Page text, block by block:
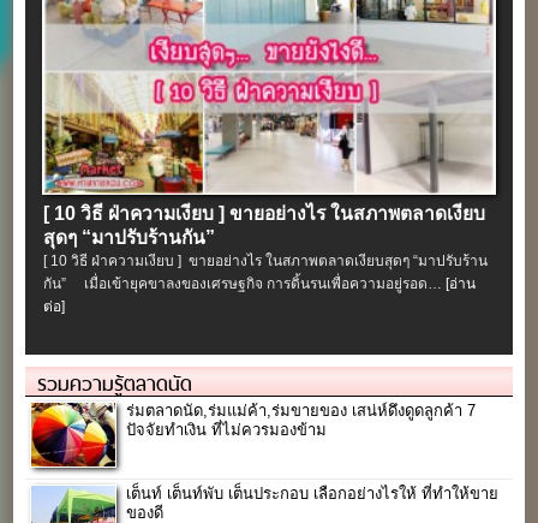
[ 10 วิธี ฝ่าความเงียบ ] ขายอย่างไร ในสภาพตลาดเงียบ
สุดๆ “มาปรับร้านกัน”
[ 10 วิธี ฝ่าความเงียบ ] ขายอย่างไร ในสภาพตลาดเงียบสุดๆ “มาปรับร้าน
กัน” เมื่อเข้ายุคขาลงของเศรษฐกิจ การดิ้นรนเพื่อความอยู่รอด…[อ่าน
ต่อ]
รวมความรู้ตลาดนัด
ร่มตลาดนัด,ร่มแม่ค้า,ร่มขายของ เสน่ห์ดึงดูดลูกค้า 7
ปัจจัยทำเงิน ที่ไม่ควรมองข้าม
เต็นท์ เต็นท์พับ เต็นประกอบ เลือกอย่างไรให้ ที่ทำให้ขาย
ของดี